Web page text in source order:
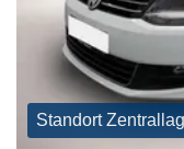
Standort